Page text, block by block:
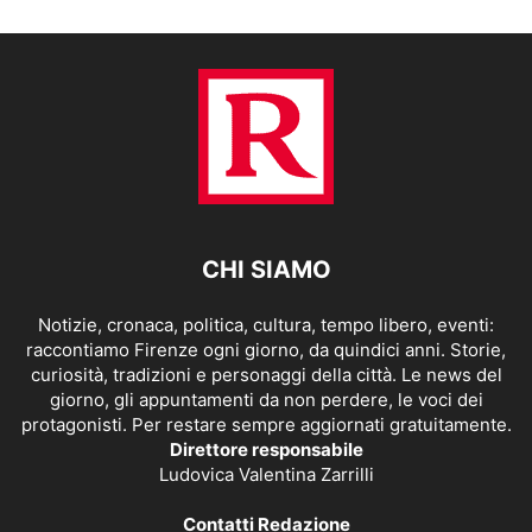
CHI SIAMO
Notizie, cronaca, politica, cultura, tempo libero, eventi:
raccontiamo Firenze ogni giorno, da quindici anni. Storie,
curiosità, tradizioni e personaggi della città. Le news del
giorno, gli appuntamenti da non perdere, le voci dei
protagonisti. Per restare sempre aggiornati gratuitamente.
Direttore responsabile
Ludovica Valentina Zarrilli
Contatti Redazione